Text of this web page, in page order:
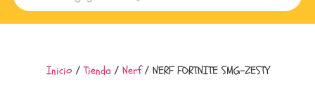
Inicio/Tienda / Nerf/ NERF FORTNITE SMG-ZESTY